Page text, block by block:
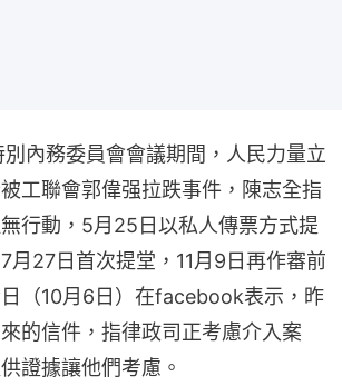
內務委員會會議期間，人民力量立
工聯會郭偉强拉跌事件，陳志全指
行動，5月25日以私人傳票方式提
月27日首次提堂，11月9日再作審前
（10月6日）在facebook表示，昨
的信件，指律政司正考慮介入案
證據讓他們考慮。